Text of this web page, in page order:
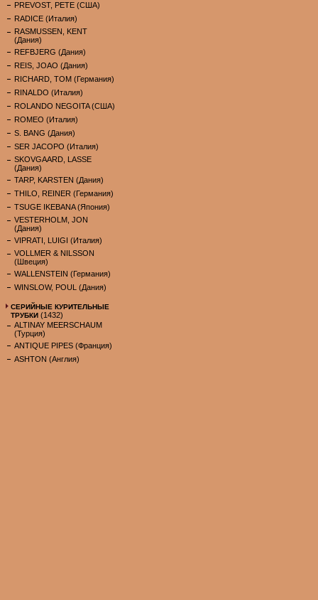
PREVOST, PETE (США)
RADICE (Италия)
RASMUSSEN, KENT
(Дания)
REFBJERG (Дания)
REIS, JOAO (Дания)
RICHARD, TOM (Германия)
RINALDO (Италия)
ROLANDO NEGOITA (США)
ROMEO (Италия)
S. BANG (Дания)
SER JACOPO (Италия)
SKOVGAARD, LASSE
(Дания)
TARP, KARSTEN (Дания)
THILO, REINER (Германия)
TSUGE IKEBANA (Япония)
VESTERHOLM, JON
(Дания)
VIPRATI, LUIGI (Италия)
VOLLMER & NILSSON
(Швеция)
WALLENSTEIN (Германия)
WINSLOW, POUL (Дания)
СЕРИЙНЫЕ КУРИТЕЛЬНЫЕ
ТРУБКИ (1432)
ALTINAY MEERSCHAUM
(Турция)
ANTIQUE PIPES (Франция)
ASHTON (Англия)